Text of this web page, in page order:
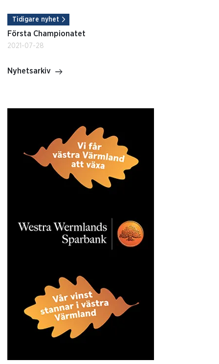
Tidigare nyhet
Första Championatet
2021-07-28
Nyhetsarkiv